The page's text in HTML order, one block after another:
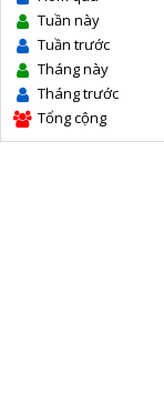
Tuần này
Tuần trước
Tháng này
Tháng trước
Tổng cộng